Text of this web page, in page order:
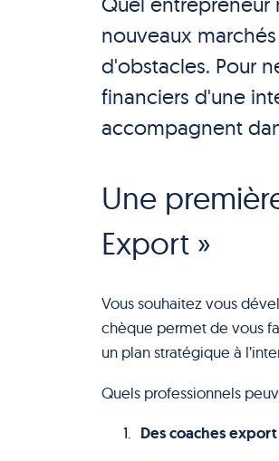
nouveaux
d'obstacles. Pour
financiers d'une
accompagnent
Une
Export »
Vous souhaitez vous
chèque permet de vous
un plan stratégique à
Quels professionnels
Des coaches export